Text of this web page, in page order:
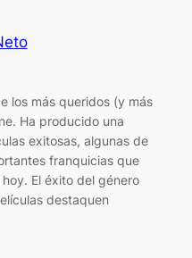
los más queridos (y más
Ha producido una
exitosas, algunas de
franquicias que
El éxito del género
destaquen